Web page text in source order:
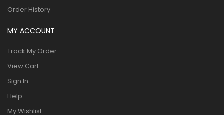
Order History
MY ACCOUNT
Track My Order
View Cart
Sign In
Help
My Wishlist